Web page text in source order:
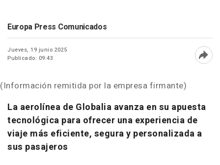
Europa Press Comunicados
Jueves, 19 junio 2025
Publicado: 09:43
(Información remitida por la empresa firmante)
La aerolínea de Globalia avanza en su apuesta
tecnológica para ofrecer una experiencia de
viaje más eficiente, segura y personalizada a
sus pasajeros